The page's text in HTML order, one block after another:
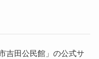
吉田公民館」の公式サ